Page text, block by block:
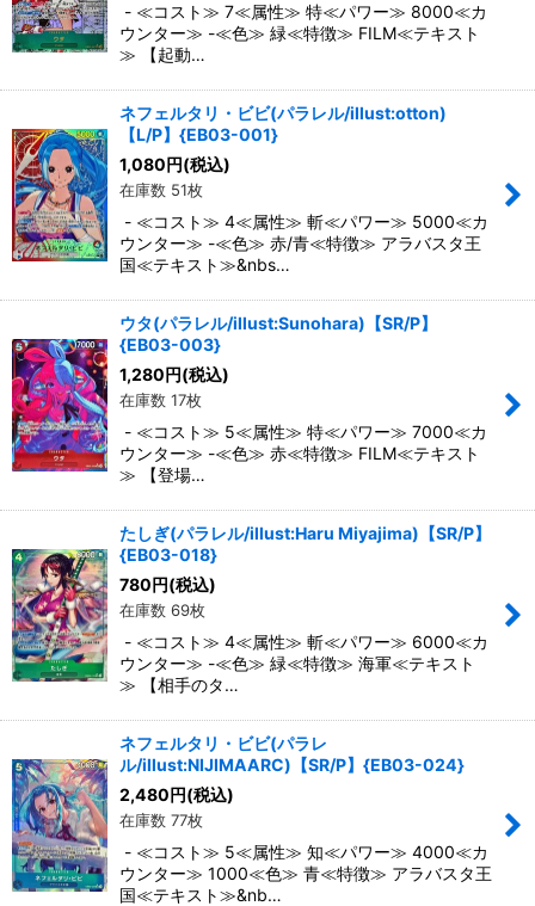
- ≪コスト≫ 7≪属性≫ 特≪パワー≫ 8000≪カ
ウンター≫ -≪色≫ 緑≪特徴≫ FILM≪テキスト
≫ 【起動…
ネフェルタリ・ビビ(パラレル/illust:otton)
【L/P】{EB03-001}
1,080円(税込)
在庫数 51枚
- ≪コスト≫ 4≪属性≫ 斬≪パワー≫ 5000≪カ
ウンター≫ -≪色≫ 赤/青≪特徴≫ アラバスタ王
国≪テキスト≫&nbs…
ウタ(パラレル/illust:Sunohara)【SR/P】
{EB03-003}
1,280円(税込)
在庫数 17枚
- ≪コスト≫ 5≪属性≫ 特≪パワー≫ 7000≪カ
ウンター≫ -≪色≫ 赤≪特徴≫ FILM≪テキスト
≫ 【登場…
たしぎ(パラレル/illust:Haru Miyajima)【SR/P】
{EB03-018}
780円(税込)
在庫数 69枚
- ≪コスト≫ 4≪属性≫ 斬≪パワー≫ 6000≪カ
ウンター≫ -≪色≫ 緑≪特徴≫ 海軍≪テキスト
≫ 【相手のタ…
ネフェルタリ・ビビ(パラレ
ル/illust:NIJIMAARC)【SR/P】{EB03-024}
2,480円(税込)
在庫数 77枚
- ≪コスト≫ 5≪属性≫ 知≪パワー≫ 4000≪カ
ウンター≫ 1000≪色≫ 青≪特徴≫ アラバスタ王
国≪テキスト≫&nb…